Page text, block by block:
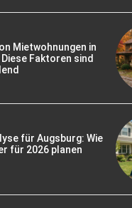
Mietwohnungen in
Faktoren sind
für Augsburg: Wie
für 2026 planen